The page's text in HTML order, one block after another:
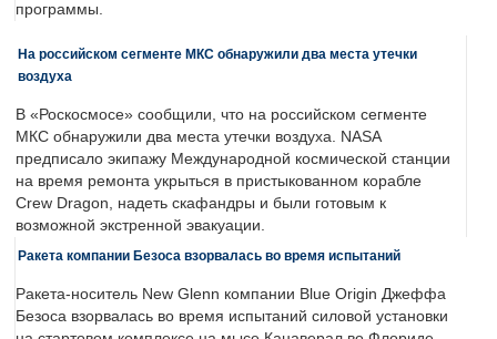
программы.
На российском сегменте МКС обнаружили два места утечки
воздуха
В «Роскосмосе» сообщили, что на российском сегменте
МКС обнаружили два места утечки воздуха. NASA
предписало экипажу Международной космической станции
на время ремонта укрыться в пристыкованном корабле
Crew Dragon, надеть скафандры и были готовым к
возможной экстренной эвакуации.
Ракета компании Безоса взорвалась во время испытаний
Ракета-носитель New Glenn компании Blue Origin Джеффа
Безоса взорвалась во время испытаний силовой установки